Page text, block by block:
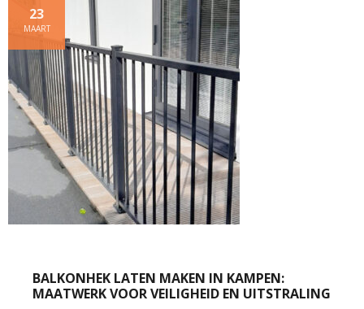
BALKONHEK LATEN MAKEN IN KAMPEN:
MAATWERK VOOR VEILIGHEID EN UITSTRALING
23
MAART